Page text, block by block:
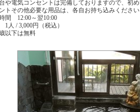
や電気コンセントは完備しておりますので、初
トその他必要な用品は、各自お持ち込みください
間 12:00～翌10:00
人 / 3,000円（税込）
以下は無料